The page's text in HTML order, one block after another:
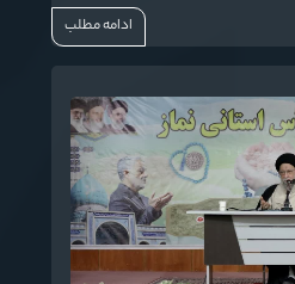
ادامه مطلب